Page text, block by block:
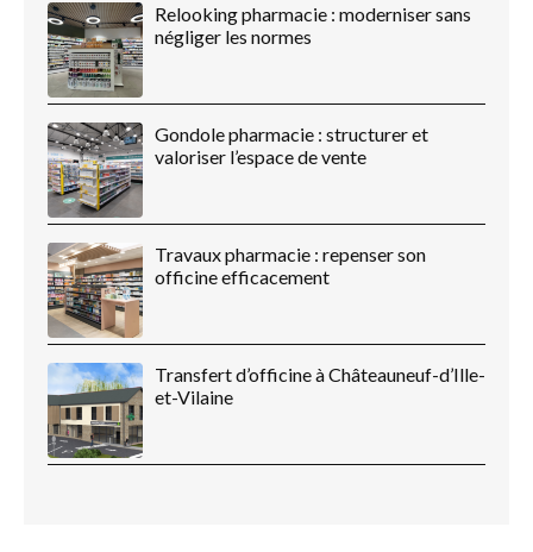
Relooking pharmacie : moderniser sans
négliger les normes
Gondole pharmacie : structurer et
valoriser l’espace de vente
Travaux pharmacie : repenser son
officine efficacement
Transfert d’officine à Châteauneuf-d’Ille-
et-Vilaine